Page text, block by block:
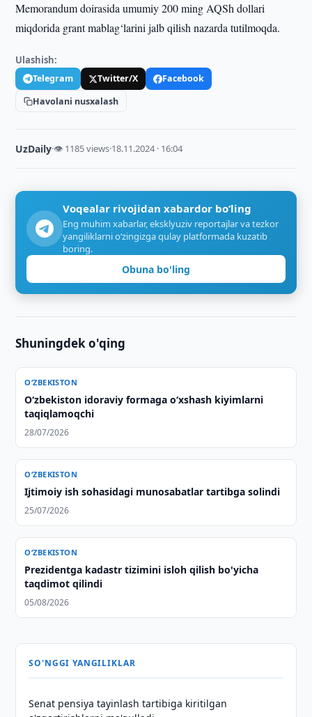
Memorandum doirasida umumiy 200 ming AQSh dollari
miqdorida grant mablag‘larini jalb qilish nazarda tutilmoqda.
Ulashish:
Telegram Twitter/X
Facebook
Havolani nusxalash
UzDaily·👁 1185 views·18.11.2024 · 16:04
Voqealar rivojidan xabardor bo‘ling
Eng muhim xabarlar, eksklyuziv reportajlar va tezkor
yangiliklarni o‘zingizga qulay platformada kuzatib
boring.
Obuna bo'ling
Shuningdek o'qing
O‘ZBEKISTON
Oʻzbekiston idoraviy formaga oʻxshash kiyimlarni
taqiqlamoqchi
28/07/2026
O‘ZBEKISTON
Ijtimoiy ish sohasidagi munosabatlar tartibga solindi
25/07/2026
O‘ZBEKISTON
Prezidentga kadastr tizimini isloh qilish bo'yicha
taqdimot qilindi
05/08/2026
SO'NGGI YANGILIKLAR
Senat pensiya tayinlash tartibiga kiritilgan